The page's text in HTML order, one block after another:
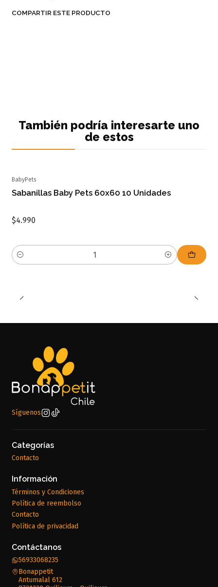
COMPARTIR ESTE PRODUCTO
También podría interesarte uno
de estos
BabyPets
Sabanillas Baby Pets 60x60 10 Unidades
$4.990
Cantidad
Síguenos
Categorías
Contacto
Información
Términos y Condiciones
Política de reembolso
Contacto
Política de privacidad
Contáctanos
56933068235
Bonappetit
Antumalal 612